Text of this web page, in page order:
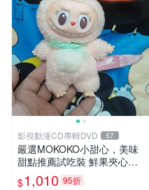
影視動漫CD專輯DVD 57
嚴選MOKOKO小甜心，美味
甜點推薦試吃裝 鮮果夾心糖
果，甜蜜滋味享不停 薄荷草
莓 奶油心 60粒 mini小甜心糖
$1,010 95折